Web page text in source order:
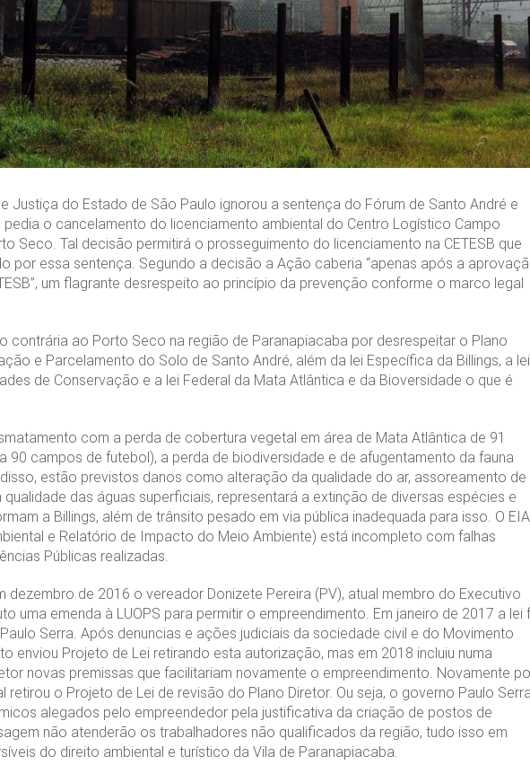
Justiça do Estado de São Paulo ignorou a sentença do Fórum de Santo André e
pedia o cancelamento do licenciamento ambiental do Centro Logístico Campo
Seco. Tal decisão permitirá o prosseguimento do licenciamento na CETESB que
por essa sentença. Segundo a decisão a Ação caberia “apenas após a
um flagrante desrespeito ao princípio da prevenção conforme o marco legal
contrária ao Porto Seco na região de Paranapiacaba por desrespeitar o Plano
e Parcelamento do Solo de Santo André, além da lei Específica da Billings, a lei
de Conservação e a lei Federal da Mata Atlântica e da Bioversidade o que é
com a perda de cobertura vegetal em área de Mata Atlântica de 91
90 campos de futebol), a perda de biodiversidade e de afugentamento da fauna
estão previstos danos como alteração da qualidade do ar, assoreamento de
qualidade das águas superficiais, representará a extinção de diversas espécies e
a Billings, além de trânsito pesado em via pública inadequada para isso. O
e Relatório de Impacto do Meio Ambiente) está incompleto com falhas
Públicas realizadas.
dezembro de 2016 o vereador Donizete Pereira (PV), atual membro do Executivo
uma emenda à LUOPS para permitir o empreendimento. Em janeiro de 2017 a lei
Serra. Após denuncias e ações judiciais da sociedade civil e do Movimento
enviou Projeto de Lei retirando esta autorização, mas em 2018 incluiu numa
novas premissas que facilitariam novamente o empreendimento. Novamente
o Projeto de Lei de revisão do Plano Diretor. Ou seja, o governo Paulo Serra
alegados pelo empreendedor pela justificativa da criação de postos de
não atenderão os trabalhadores não qualificados da região, tudo isso em
do direito ambiental e turístico da Vila de Paranapiacaba.